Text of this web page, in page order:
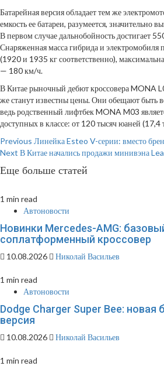
Батарейная версия обладает тем же
емкость ее батареи, разумеется, значительно
В первом случае дальнобойность достигает
Снаряженная масса гибрида и электромобиля
(1920 и 1935 кг соответственно),
— 180 км/ч.
В Китае рыночный дебют кроссовера MONA
же станут известны цены. Они обещают быть
ведь родственный лифтбек MONA M03
доступных в классе: от 120 тысяч юаней (17,4
Continue
Reading
Previous Линейка Esteo V-серии: вместо
Next В Китае начались продажи минивэна
Еще больше статей
1 min read
Автоновости
Новинки Mercedes-AMG:
соплатформенный кроссовер
10.08.2026 Николай Васильев
1 min read
Автоновости
Dodge Charger Super Bee: новая
версия
10.08.2026 Николай Васильев
1 min read